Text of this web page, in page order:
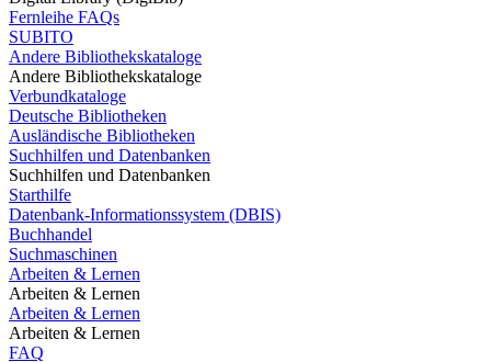
Fernleihe FAQs
SUBITO
Andere Bibliothekskataloge
Andere Bibliothekskataloge
Verbundkataloge
Deutsche Bibliotheken
Ausländische Bibliotheken
Suchhilfen und Datenbanken
Suchhilfen und Datenbanken
Starthilfe
Datenbank-Informationssystem (DBIS)
Buchhandel
Suchmaschinen
Arbeiten & Lernen
Arbeiten & Lernen
Arbeiten & Lernen
Arbeiten & Lernen
FAQ